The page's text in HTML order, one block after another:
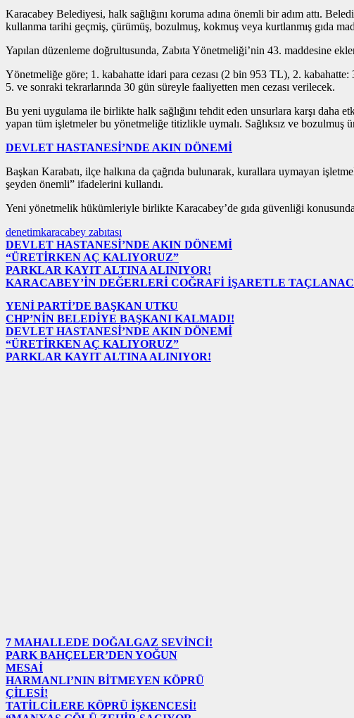
Karacabey Belediyesi, halk sağlığını koruma adına önemli bir adım attı.
kullanma tarihi geçmiş, çürümüş, bozulmuş, kokmuş veya kurtlanmış gıda
Yapılan düzenleme doğrultusunda, Zabıta Yönetmeliği’nin 43. maddesine
Yönetmeliğe göre; 1. kabahatte idari para cezası (2 bin 953 TL), 2.
5. ve sonraki tekrarlarında 30 gün süreyle faaliyetten men cezası verilecek.
Bu yeni uygulama ile birlikte halk sağlığını tehdit eden unsurlara karşı daha
yapan tüm işletmeler bu yönetmeliğe titizlikle uymalı. Sağlıksız ve bozulmuş
DEVLET HASTANESİ’NDE AKIN DÖNEMİ
Başkan Karabatı, ilçe halkına da çağrıda bulunarak, kurallara uymayan
şeyden önemli” ifadelerini kullandı.
Yeni yönetmelik hükümleriyle birlikte Karacabey’de gıda güvenliği konusunda
denetimkaracabey zabıtası
DEVLET HASTANESİ’NDE AKIN DÖNEMİ
“ÜRETİRKEN AÇ KALIYORUZ”
PARKLAR KAYIT ALTINA ALINIYOR!
KARACABEY’İN DEĞERLERİ COĞRAFİ İŞARETLE
YENİ PARTİ’DE BAŞKAN UTKU
CHP’NİN BELEDİYE BAŞKANI KALMADI!
DEVLET HASTANESİ’NDE AKIN DÖNEMİ
“ÜRETİRKEN AÇ KALIYORUZ”
PARKLAR KAYIT ALTINA ALINIYOR!
7 MAHALLEDE DOĞALGAZ SEVİNCİ!
PARK BAHÇELER’DEN YOĞUN
MESAİ
HARMANLI’NIN BİTMEYEN KÖPRÜ
ÇİLESİ!
TATİLCİLERE KÖPRÜ İŞKENCESİ!